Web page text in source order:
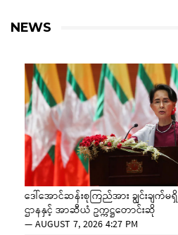
NEWS
ဒေါ်အောင်ဆန်းစုကြည်အား ချွင်းချက်မ
ဌာနနှင့် အာဆီယံ ဥက္ကဋ္ဌတောင်းဆို
—AUGUST 7, 2026 4:27 PM